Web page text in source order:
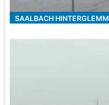
SAALBACH HINTERGLEMM